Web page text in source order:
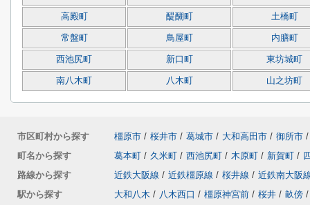
高殿町 醍醐町 土橋町
常盤町 鳥屋町 内膳町
西池尻町 新口町 東坊城町
南八木町 八木町 山之坊町
市区町村から探す 橿原市 / 桜井市 / 葛城市 / 大和高田市 / 御所市 /
町名から探す
葛本町 / 久米町 / 西池尻町 / 木原町 / 新賀町 /
路線から探す
近鉄大阪線 / 近鉄橿原線 / 桜井線 / 近鉄南大阪
駅から探す
大和八木 / 八木西口 / 橿原神宮前 / 桜井 / 畝傍 /